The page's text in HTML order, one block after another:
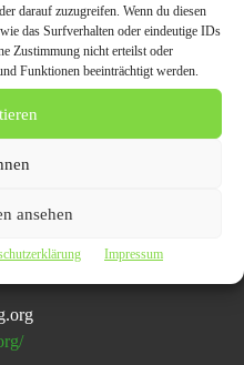
darauf zuzugreifen. Wenn du diesen
das Surfverhalten oder eindeutige IDs
Zustimmung nicht erteilst oder
Funktionen beeinträchtigt werden.
ansehen
Impressum